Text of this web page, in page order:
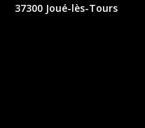
37300 Joué-lès-Tours